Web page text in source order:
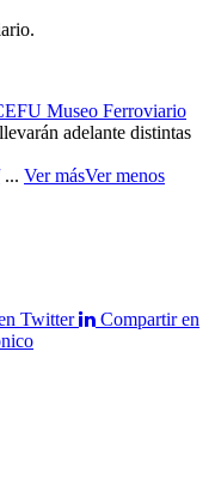
Museo Ferroviario
adelante distintas
... Ver másVer menos
Twitter
Compartir en